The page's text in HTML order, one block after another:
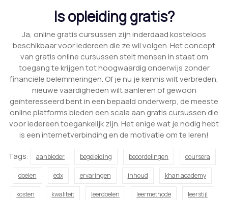
Is opleiding gratis?
Ja, online gratis cursussen zijn inderdaad kosteloos
beschikbaar voor iedereen die ze wil volgen. Het concept
van gratis online cursussen stelt mensen in staat om
toegang te krijgen tot hoogwaardig onderwijs zonder
financiële belemmeringen. Of je nu je kennis wilt verbreden,
nieuwe vaardigheden wilt aanleren of gewoon
geïnteresseerd bent in een bepaald onderwerp, de meeste
online platforms bieden een scala aan gratis cursussen die
voor iedereen toegankelijk zijn. Het enige wat je nodig hebt
is een internetverbinding en de motivatie om te leren!
Tags:
aanbieder begeleiding beoordelingen coursera
doelen edx ervaringen inhoud khan academy
kosten kwaliteit leerdoelen leermethode leerstijl